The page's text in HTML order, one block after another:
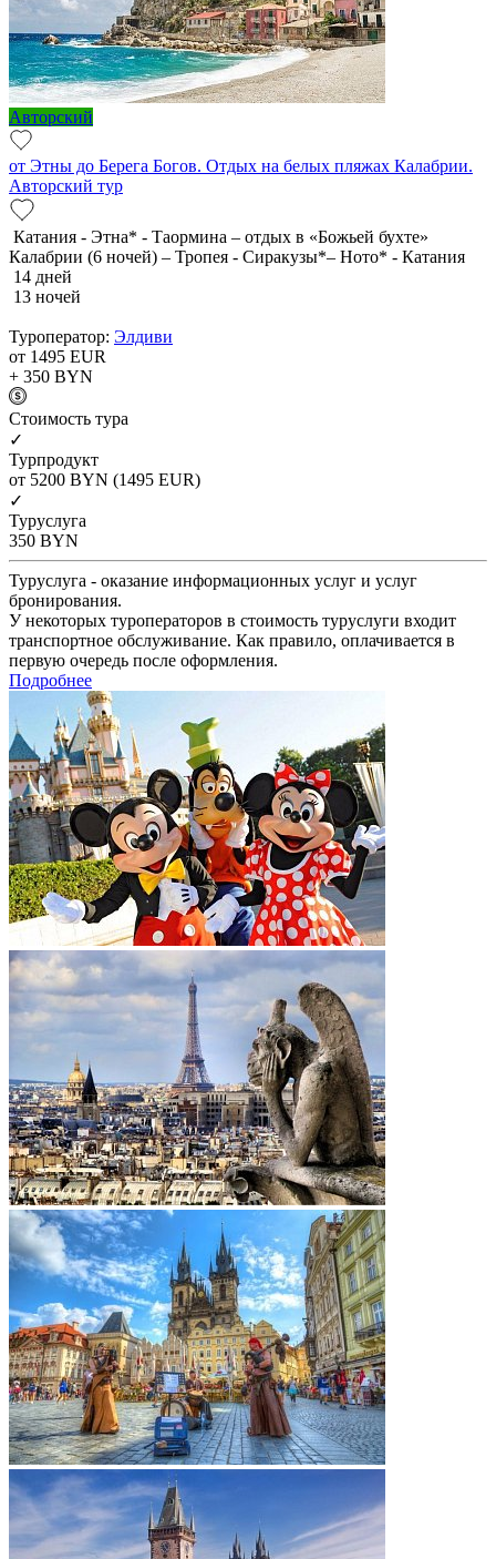
Авторский
от Этны до Берега Богов. Отдых на белых пляжах Калабрии.
Авторский тур
Катания - Этна* - Таормина – отдых в «Божьей бухте»
Калабрии (6 ночей) – Тропея - Сиракузы*– Ното* - Катания
14 дней
13 ночей
Туроператор: Элдиви
от 1495 EUR
+ 350 BYN
Cтоимость тура
✓
Турпродукт
от 5200 BYN (1495 EUR)
✓
Туруслуга
350 BYN
Туруслуга - оказание информационных услуг и услуг
бронирования.
У некоторых туроператоров в стоимость туруслуги входит
транспортное обслуживание. Как правило, оплачивается в
первую очередь после оформления.
Подробнее